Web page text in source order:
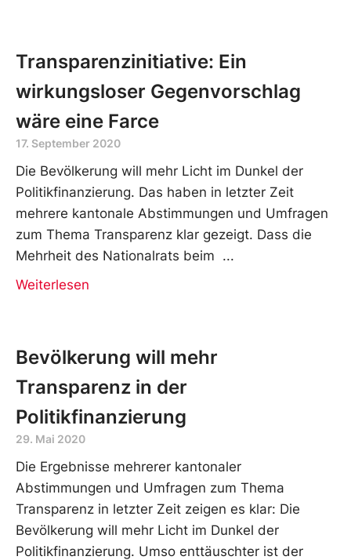
Transparenzinitiative: Ein
wirkungsloser Gegenvorschlag
wäre eine Farce
17. September 2020
Die Bevölkerung will mehr Licht im Dunkel der
Politikfinanzierung. Das haben in letzter Zeit
mehrere kantonale Abstimmungen und Umfragen
zum Thema Transparenz klar gezeigt. Dass die
Mehrheit des Nationalrats beim
Weiterlesen
Bevölkerung will mehr
Transparenz in der
Politikfinanzierung
29. Mai 2020
Die Ergebnisse mehrerer kantonaler
Abstimmungen und Umfragen zum Thema
Transparenz in letzter Zeit zeigen es klar: Die
Bevölkerung will mehr Licht im Dunkel der
Politikfinanzierung. Umso enttäuschter ist der